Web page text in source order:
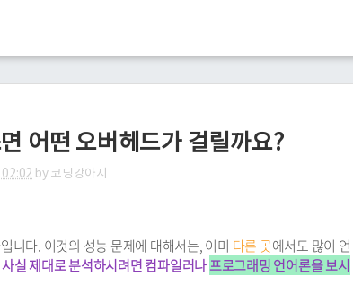
어떤 오버헤드가 걸릴까요?
02:02 by코딩강아지
니다. 이것의 성능 문제에 대해서는, 이미 다른곳에서도 많이 언
사실 제대로 분석하시려면 컴파일러나프로그래밍 언어론을 보시